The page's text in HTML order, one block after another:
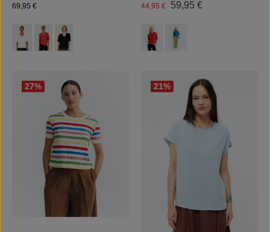
Regulärer Preis:
69,95 €
Farbeauswählen
Verkaufspreis:
44,95 € Regulärer Preis:
59,95 €
Farbe auswählen
(Diese Option ist zurzeit nicht
27% 21%